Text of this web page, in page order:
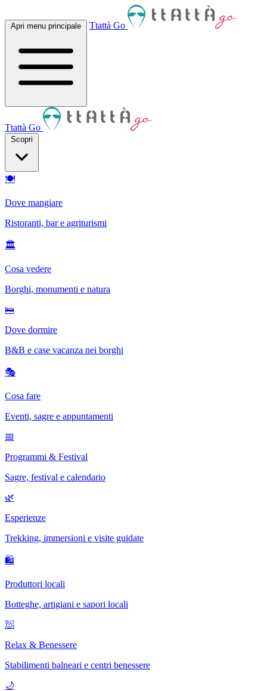
Apri menu principale Ttattà Go
Ttattà Go
Scopri
🍽
Dove mangiare
Ristoranti, bar e agriturismi
🏛
Cosa vedere
Borghi, monumenti e natura
🛌
Dove dormire
B&B e case vacanza nei borghi
🎭
Cosa fare
Eventi, sagre e appuntamenti
📅
Programmi & Festival
Sagre, festival e calendario
🌿
Esperienze
Trekking, immersioni e visite guidate
🛍
Produttori locali
Botteghe, artigiani e sapori locali
🧖
Relax & Benessere
Stabilimenti balneari e centri benessere
🌙